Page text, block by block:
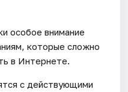
особое внимание
которые сложно
в Интернете.
с действующими